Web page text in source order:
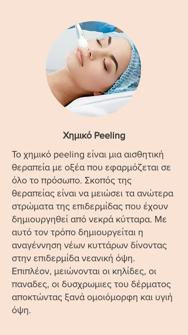
Χημικό Peeling
Το χημικό peeling είναι μια αισθητική
θεραπεία με οξέα που εφαρμόζεται σε
όλο το πρόσωπο. Σκοπός της
θεραπείας είναι να μειώσει τα ανώτερα
στρώματα της επιδερμίδας που έχουν
δημιουργηθεί από νεκρά κύτταρα. Με
αυτό τον τρόπο δημιουργείται η
αναγέννηση νέων κυττάρων δίνοντας
στην επιδερμίδα νεανική όψη.
Επιπλέον, μειώνονται οι κηλίδες, οι
παναδες, οι δυσχρωμιες του δέρματος
αποκτώντας ξανά ομοιόμορφη και υγιή
όψη.